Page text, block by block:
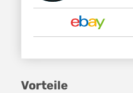
Vorteile